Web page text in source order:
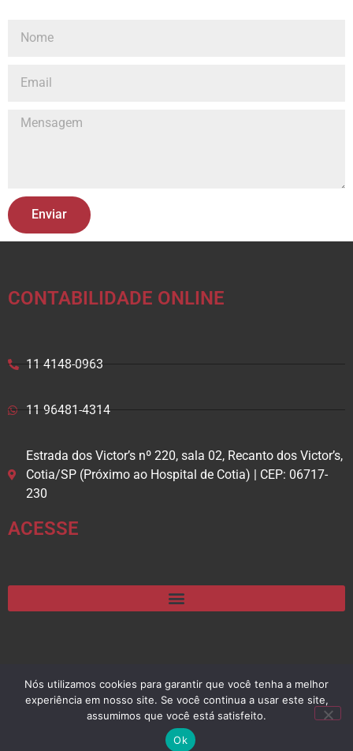
Enviar
CONTABILIDADE ONLINE
11 4148-0963
11 96481-4314
Estrada dos Victor’s nº 220, sala 02, Recanto dos Victor’s,
Cotia/SP (Próximo ao Hospital de Cotia) | CEP: 06717-
230
ACESSE
@2024Desenvolvido por Contabilit.All Rights Reserved.
Nós utilizamos cookies para garantir que você tenha a melhor
experiência em nosso site. Se você continua a usar este site,
assumimos que você está satisfeito.
Ok